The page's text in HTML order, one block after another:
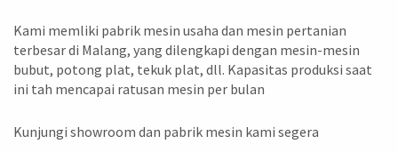
Kami memliki pabrik mesin usaha dan mesin pertanian
terbesar di Malang, yang dilengkapi dengan mesin-mesin
bubut, potong plat, tekuk plat, dll. Kapasitas produksi saat
ini tah mencapai ratusan mesin per bulan
Kunjungi showroom dan pabrik mesin kami segera